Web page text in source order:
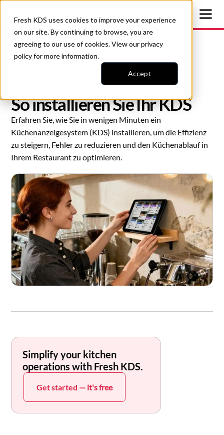
Fresh KDS uses cookies to improve your experience
on our site. By continuing to browse, you are
agreeing to our use of cookies. View ourprivacy
policyfor more information.
Accept
Displaysysteme für die Küche
So installieren Sie Ihr KDS
Erfahren Sie, wie Sie in wenigen Minuten ein
Küchenanzeigesystem (KDS) installieren, um die Effizienz
zu steigern, Fehler zu reduzieren und den Küchenablauf in
Ihrem Restaurant zu optimieren.
Simplify your kitchen
operations with Fresh KDS.
Get started — it's free